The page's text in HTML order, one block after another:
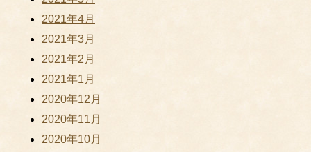
2021年4月
2021年3月
2021年2月
2021年1月
2020年12月
2020年11月
2020年10月